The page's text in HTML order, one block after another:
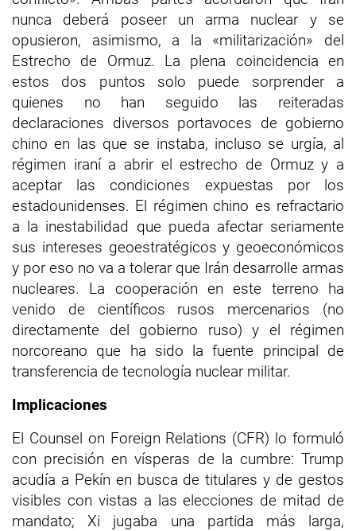
nunca deberá poseer un arma nuclear y se
opusieron, asimismo, a la «militarización» del
Estrecho de Ormuz. La plena coincidencia en
estos dos puntos solo puede sorprender a
quienes no han seguido las reiteradas
declaraciones diversos portavoces de gobierno
chino en las que se instaba, incluso se urgía, al
régimen iraní a abrir el estrecho de Ormuz y a
aceptar las condiciones expuestas por los
estadounidenses. El régimen chino es refractario
a la inestabilidad que pueda afectar seriamente
sus intereses geoestratégicos y geoeconómicos
y por eso no va a tolerar que Irán desarrolle armas
nucleares. La cooperación en este terreno ha
venido de científicos rusos mercenarios (no
directamente del gobierno ruso) y el régimen
norcoreano que ha sido la fuente principal de
transferencia de tecnología nuclear militar.
Implicaciones
El Counsel on Foreign Relations (CFR) lo formuló
con precisión en vísperas de la cumbre: Trump
acudía a Pekín en busca de titulares y de gestos
visibles con vistas a las elecciones de mitad de
mandato; Xi jugaba una partida más larga,